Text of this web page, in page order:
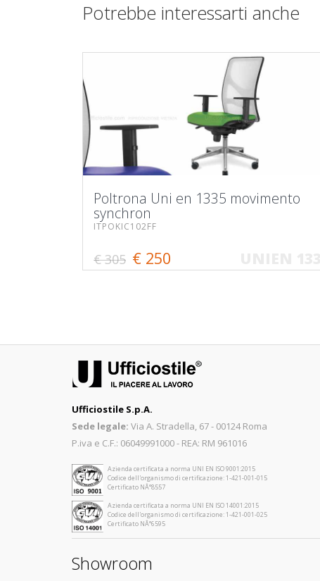
Potrebbe interessarti anche
Poltrona Uni en 1335 movimento
synchron
ITPOKIC102FF
€ 305 € 250
Ufficiostile S.p.A.
Sede legale: Via A. Stradella, 67 - 00124 Roma
P.iva e C.F.: 06049991000 - REA: RM 961016
Azienda certificata a norma UNI EN ISO 9001:2015
Codice dell'organismo di certificazione: 1-421-001-015
Certificato NÂ°8557
Azienda certificata a norma UNI EN ISO 14001:2015
Codice dell'organismo di certificazione: 1-421-001-025
Certificato NÂ°6595
Showroom